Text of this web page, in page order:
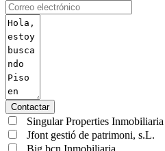
Contactar
Singular Properties Inmobiliaria
Jfont gestió de patrimoni, s.L.
Big bcn Inmobiliaria